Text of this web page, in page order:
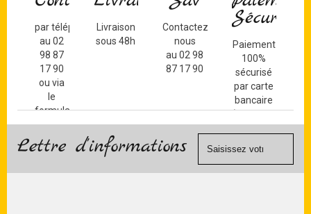
par téléphone
au 02
98 87
17 90
ou via
le
formulaire
de
contact
Livraison
sous 48h
Contactez-
nous
au 02 98
87 17 90
Sécurisé
Paiement
100%
sécurisé
par carte
bancaire
(Mastercard,
Visa, ...) et
Lettre d'informations